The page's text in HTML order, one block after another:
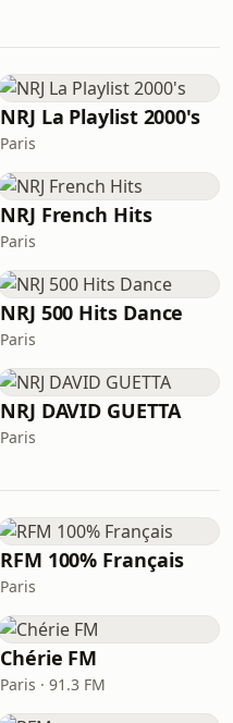
NRJ La Playlist 2000's
Paris
NRJ French Hits
Paris
NRJ 500 Hits Dance
Paris
NRJ DAVID GUETTA
Paris
RFM 100% Français
Paris
Chérie FM
Paris · 91.3 FM